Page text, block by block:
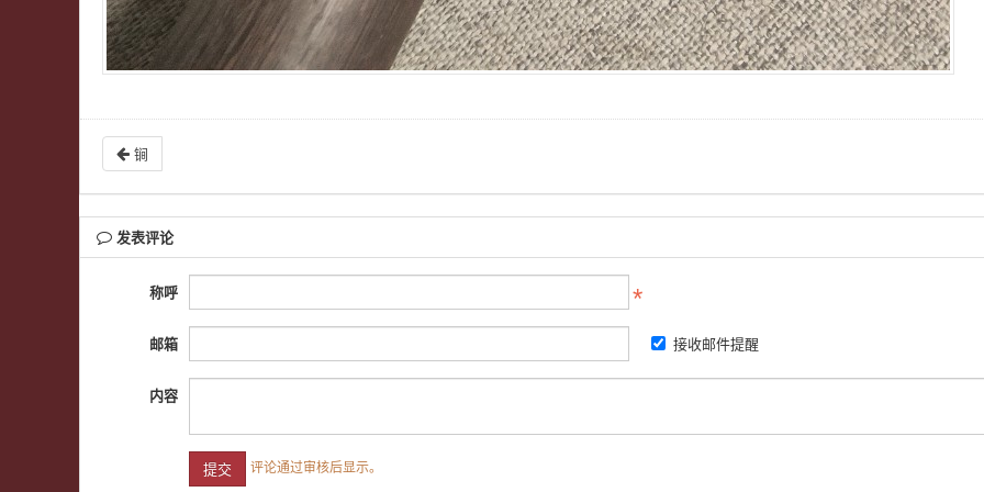
锏
发表评论
称呼
邮箱 接收邮件提醒
内容
评论通过审核后显示。